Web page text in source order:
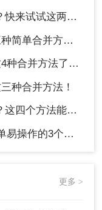
。
文件。以下是一
这两种方法吧！
单合并方法！
方法了解一下！
种合并方法！
法能帮助大家！
作的3个方法！
更多 >